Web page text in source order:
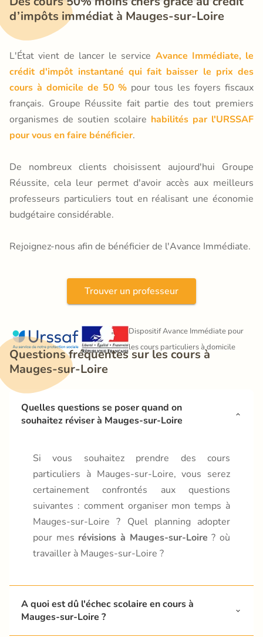
d’impôts immédiat à Mauges-sur-Loire
L'État vient de lancer le service Avance Immédiate, le
crédit d'impôt instantané qui fait baisser le prix des
cours à domicile de 50 % pour tous les foyers fiscaux
français. Groupe Réussite fait partie des tout premiers
organismes de soutien scolaire habilités par l'URSSAF
pour vous en faire bénéficier.
De nombreux clients choisissent aujourd'hui Groupe
Réussite, cela leur permet d'avoir accès aux meilleurs
professeurs particuliers tout en réalisant une économie
budgétaire considérable.
Rejoignez-nous afin de bénéficier de l'Avance Immédiate.
Trouver un professeur
Dispositif Avance Immédiate pour
les cours particuliers à domicile
Questions fréquentes sur les cours à
Mauges-sur-Loire
Quelles questions se poser quand on
souhaitez réviser à Mauges-sur-Loire
Si vous souhaitez prendre des cours
particuliers à Mauges-sur-Loire, vous serez
certainement confrontés aux questions
suivantes : comment organiser mon temps à
Mauges-sur-Loire ? Quel planning adopter
pour mes révisions à Mauges-sur-Loire ? où
travailler à Mauges-sur-Loire ?
A quoi est dû l'échec scolaire en cours à
Mauges-sur-Loire ?